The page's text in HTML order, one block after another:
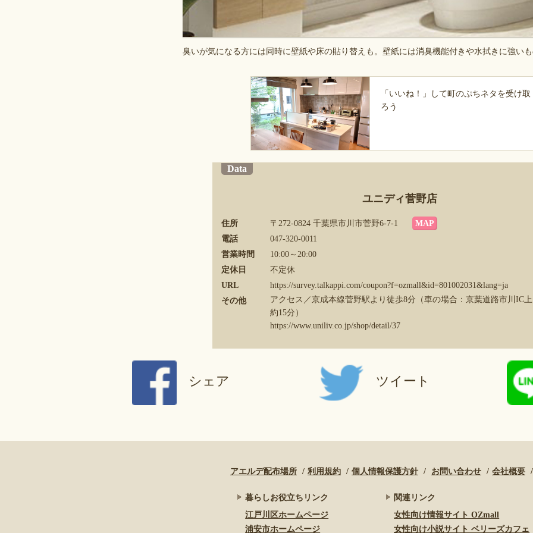
臭いが気になる方には同時に壁紙や床の貼り替えも。壁紙には消臭機能付きや水拭きに強い
「いいね！」して町のぷちネタを受け取
ろう
Data
ユニディ菅野店
住所 〒272-0824 千葉県市川市菅野6-7-1
MAP
電話
047-320-0011
営業時間
10:00～20:00
定休日
不定休
URL
https://survey.talkappi.com/coupon?f=ozmall&id=801002031&lang=ja
その他
アクセス／京成本線菅野駅より徒歩8分（車の場合：京葉道路市川IC
約15分）
https://www.uniliv.co.jp/shop/detail/37
シェア ツイート
アエルデ配布場所 利用規約 個人情報保護方針 お問い合わせ 会社概要
暮らしお役立ちリンク
江戸川区ホームページ
浦安市ホームページ
関連リンク
女性向け情報サイト OZmall
女性向け小説サイト ベリーズカフェ